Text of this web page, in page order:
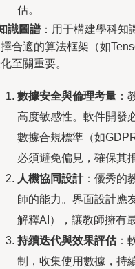
估。
識圖譜 ：用于構建學科知
合適的算法框架（如
至關重要。
數據安全與倫理考量 ：
高度敏感性。軟件開發
數據合規標準（如
必須避免偏見，確保其
人機協同設計：優秀的
師的能力。界面設計應
解釋AI），讓教師擁有
持續迭代與效果評估：
制，收集使用數據，持